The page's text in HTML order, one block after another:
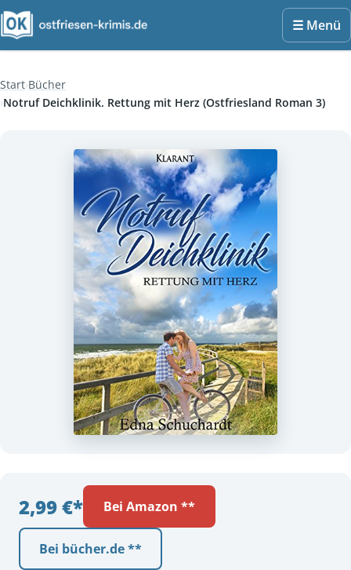
☰ Menü
Start Bücher
Notruf Deichklinik. Rettung mit Herz (Ostfriesland Roman 3)
2,99 €* Bei Amazon **
Bei bücher.de **